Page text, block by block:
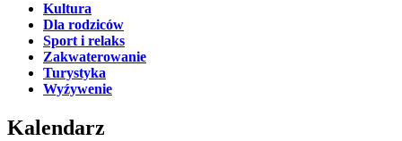
Kultura
Dla rodziców
Sport i relaks
Zakwaterowanie
Turystyka
Wyźywenie
Kalendarz